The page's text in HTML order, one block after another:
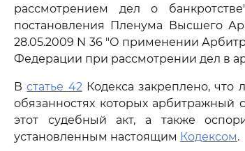
рассмотрением дел о
постановления Пленума Высшего
28.05.2009 N 36 "О применении
Федерации при рассмотрении дел в
Встатье 42Кодекса закреплено, что
обязанностях которых арбитражный
этот судебный акт, а также
установленным настоящим Кодексом.